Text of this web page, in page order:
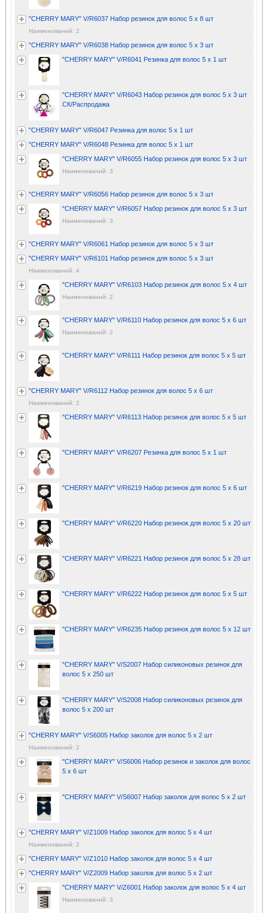
"CHERRY MARY" V/R6037 Набор резинок для волос 5 х 8 шт
Наименований: 2
"CHERRY MARY" V/R6038 Набор резинок для волос 5 х 3 шт
"CHERRY MARY" V/R6041 Резинка для волос 5 х 1 шт
"CHERRY MARY" V/R6043 Набор резинок для волос 5 х 3 шт
СК/Распродажа
"CHERRY MARY" V/R6047 Резинка для волос 5 х 1 шт
"CHERRY MARY" V/R6048 Резинка для волос 5 х 1 шт
"CHERRY MARY" V/R6055 Набор резинок для волос 5 х 3 шт
Наименований: 3
"CHERRY MARY" V/R6056 Набор резинок для волос 5 х 3 шт
"CHERRY MARY" V/R6057 Набор резинок для волос 5 х 3 шт
Наименований: 3
"CHERRY MARY" V/R6061 Набор резинок для волос 5 х 3 шт
"CHERRY MARY" V/R6101 Набор резинок для волос 5 х 3 шт
Наименований: 4
"CHERRY MARY" V/R6103 Набор резинок для волос 5 х 4 шт
Наименований: 2
"CHERRY MARY" V/R6110 Набор резинок для волос 5 х 6 шт
Наименований: 2
"CHERRY MARY" V/R6111 Набор резинок для волос 5 х 5 шт
"CHERRY MARY" V/R6112 Набор резинок для волос 5 х 6 шт
Наименований: 2
"CHERRY MARY" V/R6113 Набор резинок для волос 5 х 5 шт
"CHERRY MARY" V/R6207 Резинка для волос 5 х 1 шт
"CHERRY MARY" V/R6219 Набор резинок для волос 5 х 6 шт
"CHERRY MARY" V/R6220 Набор резинок для волос 5 х 20 шт
"CHERRY MARY" V/R6221 Набор резинок для волос 5 х 28 шт
"CHERRY MARY" V/R6222 Набор резинок для волос 5 х 5 шт
"CHERRY MARY" V/R6235 Набор резинок для волос 5 х 12 шт
"CHERRY MARY" V/S2007 Набор силиконовых резинок для
волос 5 х 250 шт
"CHERRY MARY" V/S2008 Набор силиконовых резинок для
волос 5 х 200 шт
"CHERRY MARY" V/S6005 Набор заколок для волос 5 х 2 шт
Наименований: 2
"CHERRY MARY" V/S6006 Набор резинок и заколок для волос
5 х 6 шт
"CHERRY MARY" V/S6007 Набор заколок для волос 5 х 2 шт
"CHERRY MARY" V/Z1009 Набор заколок для волос 5 х 4 шт
Наименований: 2
"CHERRY MARY" V/Z1010 Набор заколок для волос 5 х 4 шт
"CHERRY MARY" V/Z2009 Набор заколок для волос 5 х 2 шт
"CHERRY MARY" V/Z6001 Набор заколок для волос 5 х 4 шт
Наименований: 3